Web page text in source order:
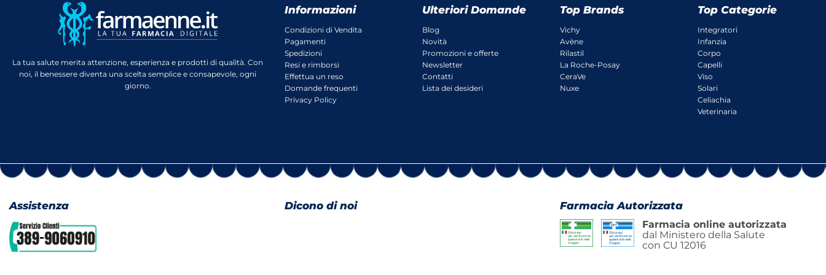
La tua salute merita attenzione, esperienza e prodotti di qualità. Con
noi, il benessere diventa una scelta semplice e consapevole, ogni
giorno.
Informazioni
Condizioni di Vendita
Pagamenti
Spedizioni
Resi e rimborsi
Effettua un reso
Domande frequenti
Privacy Policy
Ulteriori Domande
Blog
Novità
Promozioni e offerte
Newsletter
Contatti
Lista dei desideri
Top Brands
Vichy
Avène
Rilastil
La Roche-Posay
CeraVe
Nuxe
Top Categorie
Integratori
Infanzia
Corpo
Capelli
Viso
Solari
Celiachia
Veterinaria
Assistenza Dicono di noi Farmacia Autorizzata
Farmacia online autorizzata
dal Ministero della Salute
con CU 12016